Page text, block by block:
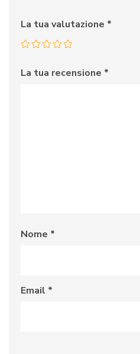
La tua valutazione *
La tua recensione *
Nome *
Email *